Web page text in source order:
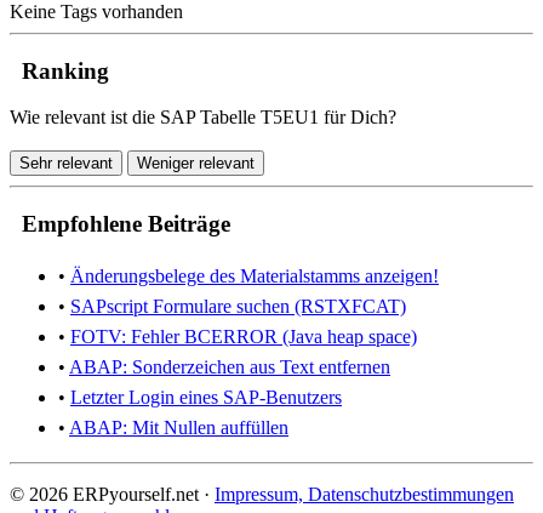
Keine Tags vorhanden
Ranking
Wie relevant ist die SAP Tabelle T5EU1 für Dich?
Sehr relevant Weniger relevant
Empfohlene Beiträge
• Änderungsbelege des Materialstamms anzeigen!
• SAPscript Formulare suchen (RSTXFCAT)
• FOTV: Fehler BCERROR (Java heap space)
• ABAP: Sonderzeichen aus Text entfernen
• Letzter Login eines SAP-Benutzers
• ABAP: Mit Nullen auffüllen
© 2026 ERPyourself.net · Impressum, Datenschutzbestimmungen